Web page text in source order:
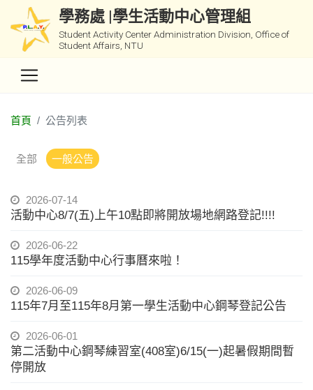
學務處 |學生活動中心管理組
Student Activity Center Administration Division, Office of
Student Affairs, NTU
首頁 公告列表
全部 一般公告
2026-07-14
活動中心8/7(五)上午10點即將開放場地網路登記!!!!
2026-06-22
115學年度活動中心行事曆來啦！
2026-06-09
115年7月至115年8月第一學生活動中心鋼琴登記公告
2026-06-01
第二活動中心鋼琴練習室(408室)6/15(一)起暑假期間暫
停開放